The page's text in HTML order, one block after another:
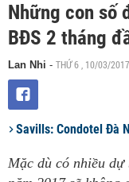
Những con số
BĐS 2 tháng
Lan Nhi - THỨ 6 , 10/03/
Savills: Condotel Đà
Mặc dù có nhiều